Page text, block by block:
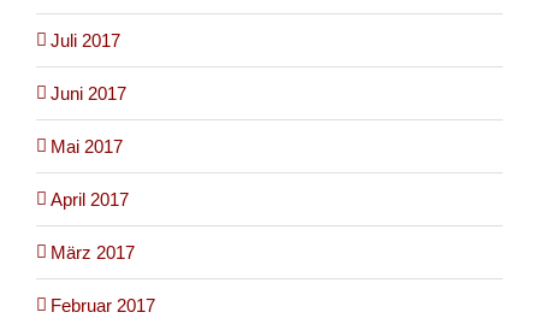
Juli 2017
Juni 2017
Mai 2017
April 2017
März 2017
Februar 2017